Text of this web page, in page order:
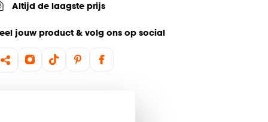
Altijd de laagste prijs
jouw product & volg ons op social